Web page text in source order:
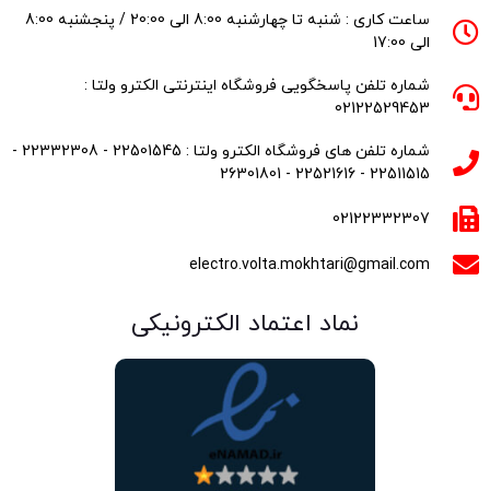
ساعت کاری : شنبه تا چهارشنبه 8:00 الی 20:00 / پنجشنبه 8:00
الی 17:00
شماره تلفن پاسخگویی فروشگاه اینترنتی الکترو ولتا :
02122529453
شماره تلفن های فروشگاه الکترو ولتا : 22501545 - 22332308 -
22511515 - 22521616 - 26301801
02122332307
electro.volta.mokhtari@gmail.com
نماد اعتماد الکترونیکی